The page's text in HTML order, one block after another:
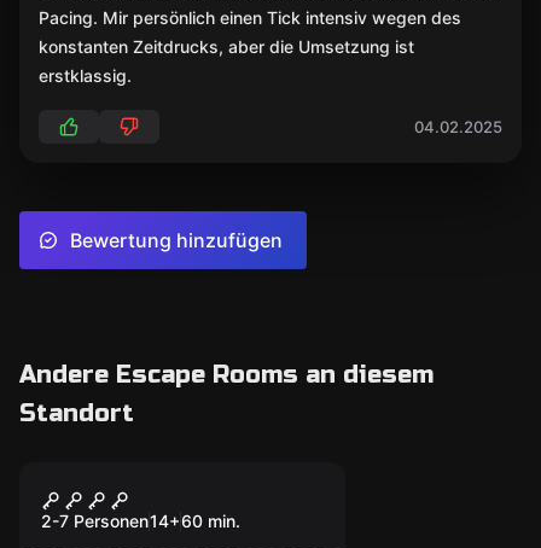
Pacing. Mir persönlich einen Tick intensiv wegen des
konstanten Zeitdrucks, aber die Umsetzung ist
erstklassig.
04.02.2025
Bewertung hinzufügen
Andere Escape Rooms an diesem
Standort
Das Haus im Wald
2-7 Personen14+60 min.